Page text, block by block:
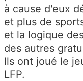
à cause d'eux
et plus de
et la logique
des autres
Ils ont joué le
LFP.